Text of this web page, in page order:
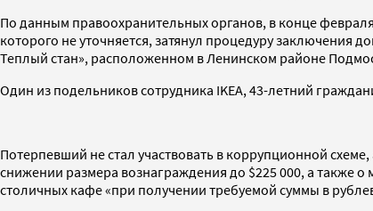
По данным правоохранительных органов, в конце
которого не уточняется, затянул процедуру заключения
Теплый стан», расположенном в Ленинском районе
Один из подельников сотрудника IKEA, 43-летний
Потерпевший не стал участвовать в коррупционной
снижении размера вознаграждения до $225 000, а также
столичных кафе «при получении требуемой суммы в